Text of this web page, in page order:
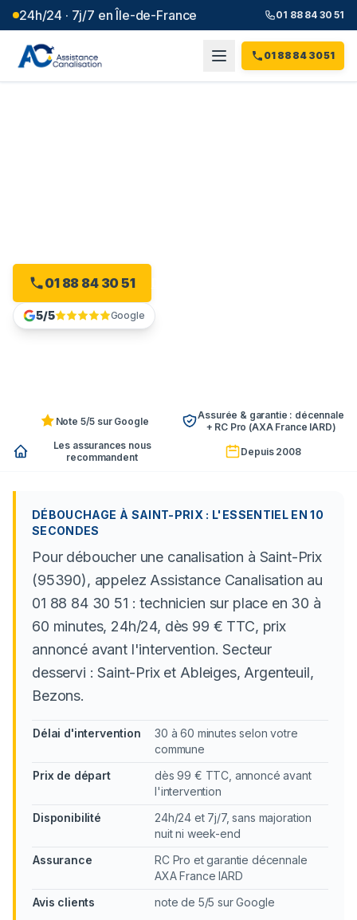
24h/24 · 7j/7 en Île-de-France 01 88 84 30 51
01 88 84 30 51
01 88 84 30 51
5/5 Google
Note 5/5 sur Google
Assurée & garantie : décennale
+ RC Pro (AXA France IARD)
Les assurances nous
recommandent
Depuis 2008
DÉBOUCHAGE À SAINT-PRIX : L'ESSENTIEL EN 10
SECONDES
Pour déboucher une canalisation à Saint-Prix
(95390), appelez Assistance Canalisation au
01 88 84 30 51 : technicien sur place en 30 à
60 minutes, 24h/24, dès 99 € TTC, prix
annoncé avant l'intervention. Secteur
desservi : Saint-Prix et Ableiges, Argenteuil,
Bezons.
Délai d'intervention
30 à 60 minutes selon votre
commune
Prix de départ
dès 99 € TTC, annoncé avant
l'intervention
Disponibilité
24h/24 et 7j/7, sans majoration
nuit ni week-end
Assurance
RC Pro et garantie décennale
AXA France IARD
Avis clients
note de 5/5 sur Google